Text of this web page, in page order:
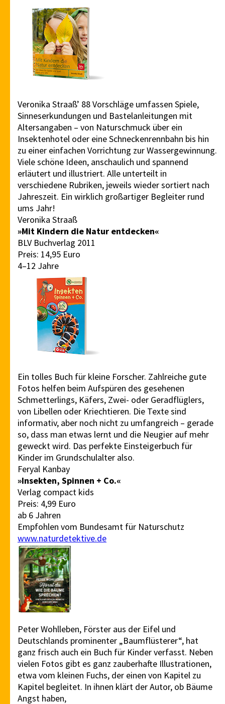
Veronika Straaß’ 88 Vorschläge umfassen Spiele,
Sinneserkundungen und Bastelanleitungen mit
Altersangaben – von Naturschmuck über ein
Insektenhotel oder eine Schneckenrennbahn bis hin
zu einer einfachen Vorrichtung zur Wassergewinnung.
Viele schöne Ideen, anschaulich und spannend
erläutert und illustriert. Alle unterteilt in
verschiedene Rubriken, jeweils wieder sortiert nach
Jahreszeit. Ein wirklich großartiger Begleiter rund
ums Jahr!
Veronika Straaß
»Mit Kindern die Natur entdecken«
BLV Buchverlag 2011
Preis: 14,95 Euro
4–12 Jahre
Ein tolles Buch für kleine Forscher. Zahlreiche gute
Fotos helfen beim Aufspüren des gesehenen
Schmetterlings, Käfers, Zwei- oder Geradflüglers,
von Libellen oder Kriechtieren. Die Texte sind
informativ, aber noch nicht zu umfangreich – gerade
so, dass man etwas lernt und die Neugier auf mehr
geweckt wird. Das perfekte Einsteigerbuch für
Kinder im Grundschulalter also.
Feryal Kanbay
»Insekten, Spinnen + Co.«
Verlag compact kids
Preis: 4,99 Euro
ab 6 Jahren
Empfohlen vom Bundesamt für Naturschutz
www.naturdetektive.de
Peter Wohlleben, Förster aus der Eifel und
Deutschlands prominenter „Baumflüsterer“, hat
ganz frisch auch ein Buch für Kinder verfasst. Neben
vielen Fotos gibt es ganz zauberhafte Illustrationen,
etwa vom kleinen Fuchs, der einen von Kapitel zu
Kapitel begleitet. In ihnen klärt der Autor, ob Bäume
Angst haben,